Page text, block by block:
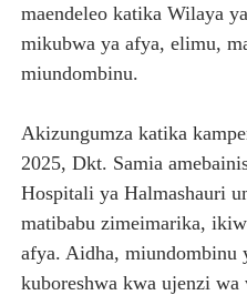
Waziri Kabudi: Kilosa
HABARI ZILIZOPEWA
MHE. MAHUNDI ASHIRIKI
MFUMO WA M+2
maendeleo katika Wilaya
mikubwa ya afya, elimu,
miundombinu.
Akizungumza katika
2025, Dkt. Samia
Hospitali ya Halmashauri
matibabu zimeimarika,
afya. Aidha, miundombinu
kuboreshwa kwa ujenzi wa